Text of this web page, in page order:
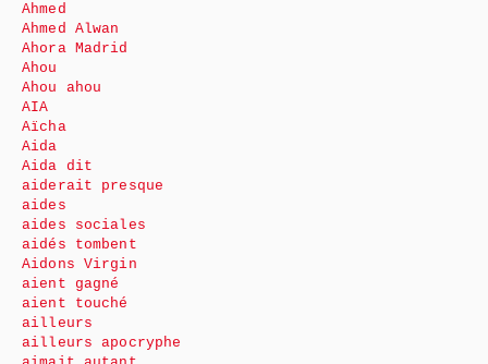
Ahmed
Ahmed Alwan
Ahora Madrid
Ahou
Ahou ahou
AIA
Aïcha
Aida
Aida dit
aiderait presque
aides
aides sociales
aidés tombent
Aidons Virgin
aient gagné
aient touché
ailleurs
ailleurs apocryphe